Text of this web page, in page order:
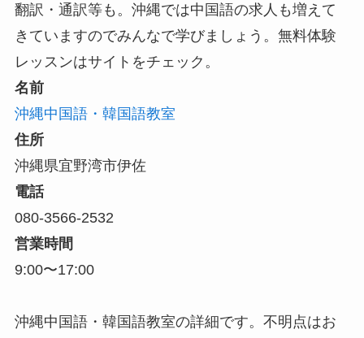
翻訳・通訳等も。沖縄では中国語の求人も増えて
きていますのでみんなで学びましょう。無料体験
レッスンはサイトをチェック。
名前
沖縄中国語・韓国語教室
住所
沖縄県宜野湾市伊佐
電話
080-3566-2532
営業時間
9:00〜17:00
沖縄中国語・韓国語教室の詳細です。不明点はお